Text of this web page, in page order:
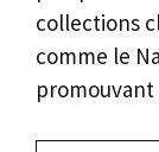
collections
comme le
promouvant